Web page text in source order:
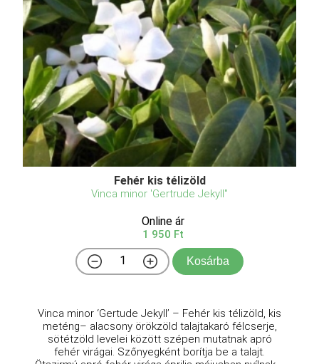
Fehér kis télizöld
Vinca minor 'Gertrude Jekyll"
Online ár
1 950 Ft
Kosárba
Vinca minor ‘Gertude Jekyll’ – Fehér kis télizöld, kis
meténg– alacsony örökzöld talajtakaró félcserje,
sötétzöld levelei között szépen mutatnak apró
fehér virágai. Szőnyegként borítja be a talajt.